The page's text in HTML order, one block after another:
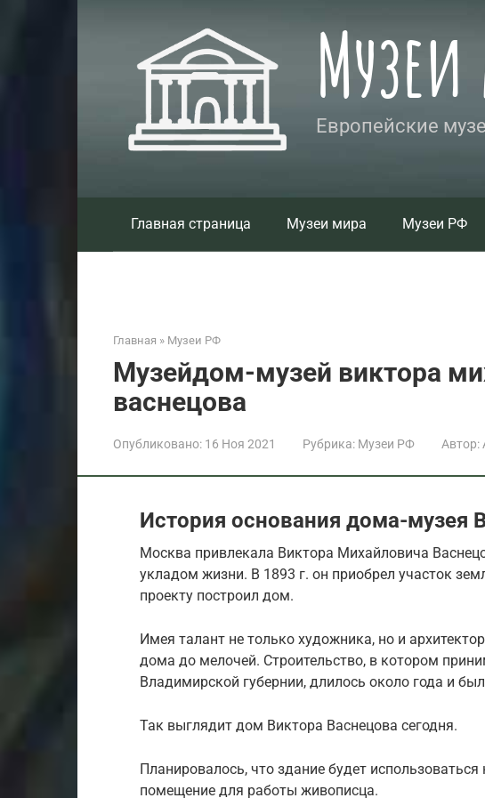
Европейские
Главная страница Музеи мира Музеи РФ
Главная » Музеи РФ
Музейдом-музей виктора
васнецова
Опубликовано: 16 Ноя 2021 Рубрика: Музеи РФ Автор:
История основания дома-музея
Москва привлекала Виктора Михайловича
укладом жизни. В 1893 г. он приобрел участок
проекту построил дом.
Имея талант не только художника, но и
дома до мелочей. Строительство, в котором
Владимирской губернии, длилось около года и
Так выглядит дом Виктора Васнецова сегодня.
Планировалось, что здание будет
помещение для работы живописца.